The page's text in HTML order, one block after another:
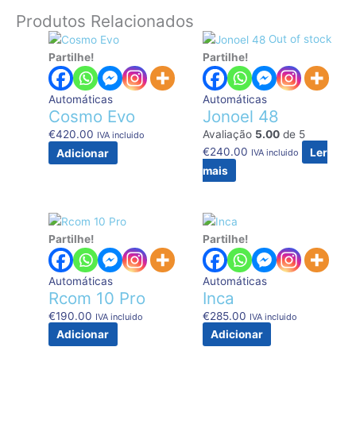
Produtos Relacionados
Partilhe!
Automáticas
Cosmo Evo
€420.00 IVA incluido
Adicionar
Out of stock
Partilhe!
Automáticas
Jonoel 48
Avaliação 5.00de 5
€240.00 IVA incluido
Ler
mais
Partilhe!
Automáticas
Rcom 10 Pro
€190.00 IVA incluido
Adicionar
Partilhe!
Automáticas
Inca
€285.00 IVA incluido
Adicionar